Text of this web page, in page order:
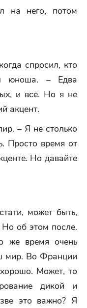
на него, потом
спросил, кто
юноша. – Едва
и все. Но я не
акцент.
– Я не столько
Просто время от
Но давайте
может быть,
об этом после.
же время очень
мир. Во Франции
Может, то
дикой и
это важно? Я